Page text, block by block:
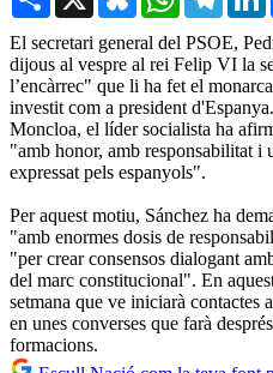
El secretari general del PSOE,
dijous al vespre al rei Felip VI la
l’encàrrec" que li ha fet el
investit com a president
Moncloa, el líder socialista ha
"amb honor, amb responsabilitat i
expressat pels espanyols".
Per aquest motiu, Sánchez ha
"amb enormes dosis de
"per crear consensos dialogant
del marc constitucional". En
setmana que ve iniciarà contactes
en unes converses que farà
formacions.